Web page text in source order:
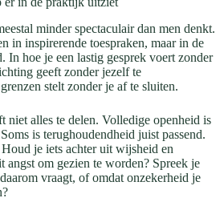
minder spectaculair dan men denkt.
in inspirerende toespraken, maar in de
In hoe je een lastig gesprek voert zonder
geeft zonder jezelf te
stelt zonder je af te sluiten.
niet alles te delen. Volledige openheid is
is terughoudendheid juist passend.
je iets achter uit wijsheid en
om gezien te worden? Spreek je
vraagt, of omdat onzekerheid je